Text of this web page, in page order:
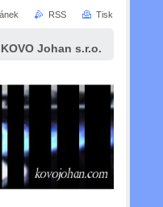
KOVO Johan s.r.o.
RSS Tisk